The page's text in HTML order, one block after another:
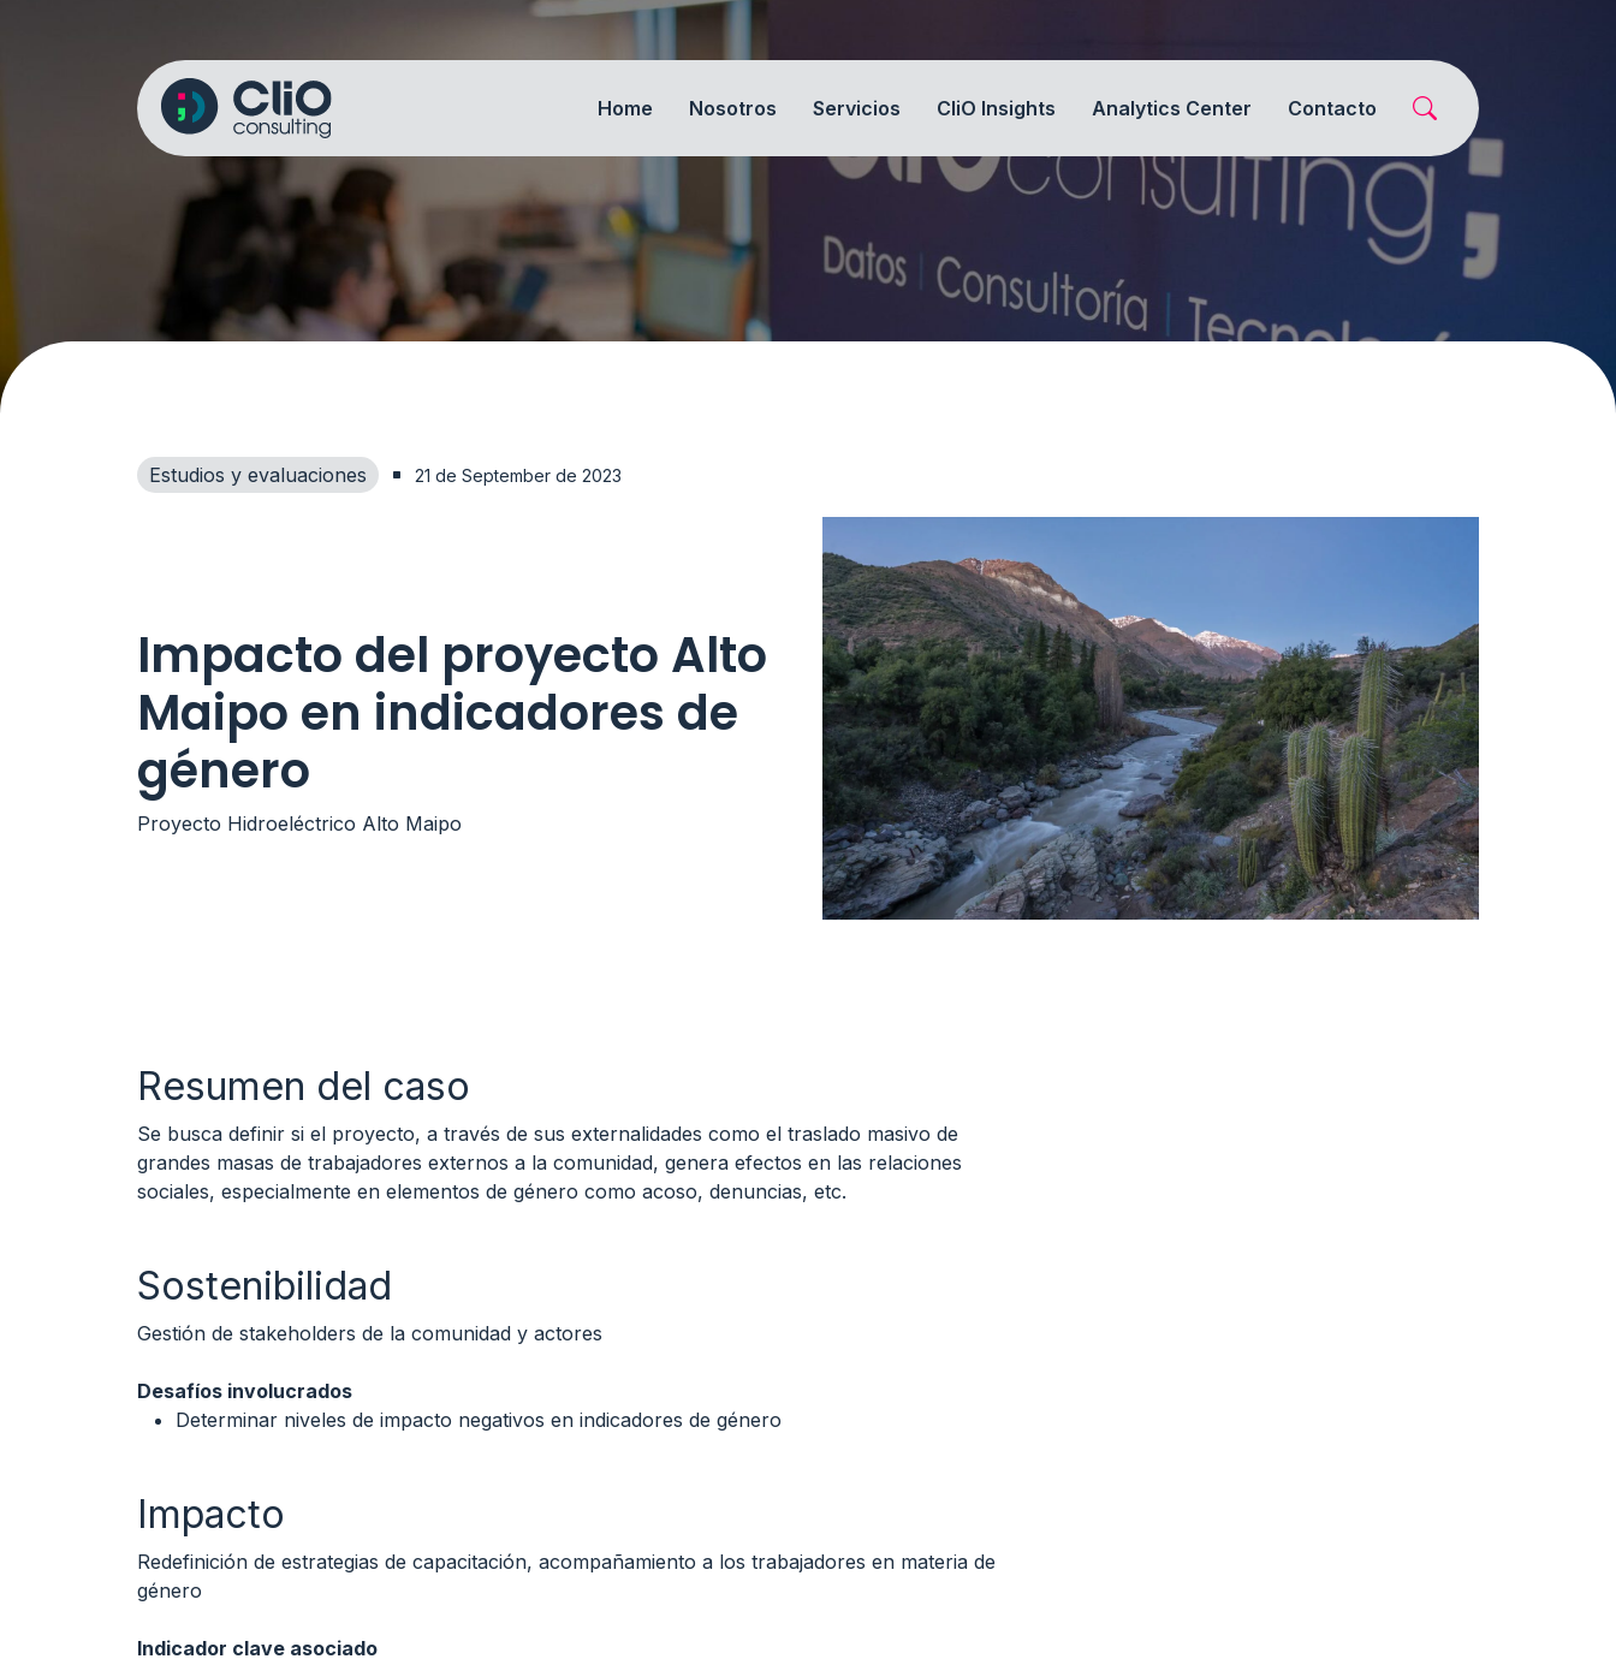
Home Nosotros Servicios CliO Insights Analytics Center Contacto
Estudios y evaluaciones 21 de September de 2023
Impacto del proyecto Alto
Maipo en indicadores de
género
Proyecto Hidroeléctrico Alto Maipo
Resumen del caso
Se busca definir si el proyecto, a través de sus externalidades como el traslado masivo de
grandes masas de trabajadores externos a la comunidad, genera efectos en las relaciones
sociales, especialmente en elementos de género como acoso, denuncias, etc.
Sostenibilidad
Gestión de stakeholders de la comunidad y actores
Desafíos involucrados
Determinar niveles de impacto negativos en indicadores de género
Impacto
Redefinición de estrategias de capacitación, acompañamiento a los trabajadores en materia de
género
Indicador clave asociado